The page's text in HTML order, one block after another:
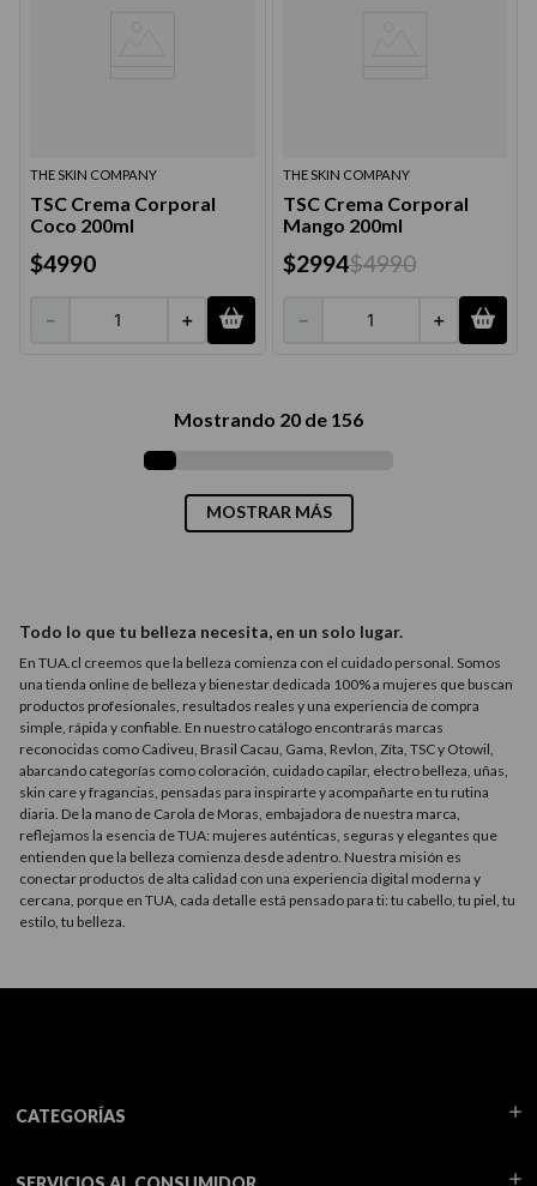
THE SKIN COMPANY
TSC Crema Corporal
Coco 200ml
$4990
＋
－
THE SKIN COMPANY
TSC Crema Corporal
Mango 200ml
$2994$4990
＋
－
Mostrando 20 de 156
MOSTRAR MÁS
Todo lo que tu belleza necesita, en un solo lugar.
En TUA.cl creemos que la belleza comienza con el cuidado personal. Somos
una tienda online de belleza y bienestar dedicada 100% a mujeres que buscan
productos profesionales, resultados reales y una experiencia de compra
simple, rápida y confiable. En nuestro catálogo encontrarás marcas
reconocidas como Cadiveu, Brasil Cacau, Gama, Revlon, Zíta, TSC y Otowil,
abarcando categorías como coloración, cuidado capilar, electro belleza, uñas,
skin care y fragancias, pensadas para inspirarte y acompañarte en tu rutina
diaria. De la mano de Carola de Moras, embajadora de nuestra marca,
reflejamos la esencia de TUA: mujeres auténticas, seguras y elegantes que
entienden que la belleza comienza desde adentro. Nuestra misión es
conectar productos de alta calidad con una experiencia digital moderna y
cercana, porque en TUA, cada detalle está pensado para ti: tu cabello, tu piel, tu
estilo, tu belleza.
CATEGORÍAS